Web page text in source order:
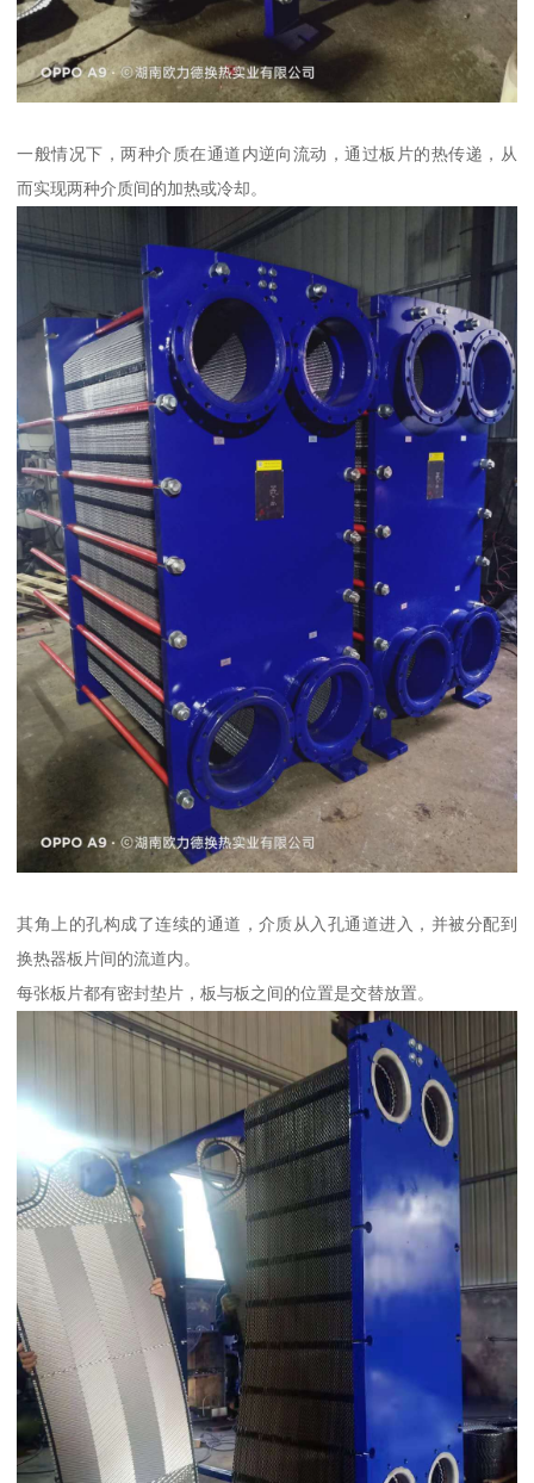
一般情况下，两种介质在通道内逆向流动，通过板片的热传递，从
而实现两种介质间的加热或冷却。
其角上的孔构成了连续的通道，介质从入孔通道进入，并被分配到
换热器板片间的流道内。
每张板片都有密封垫片，板与板之间的位置是交替放置。